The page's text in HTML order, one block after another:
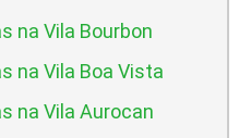
na Vila Bourbon
na Vila Boa Vista
na Vila Aurocan